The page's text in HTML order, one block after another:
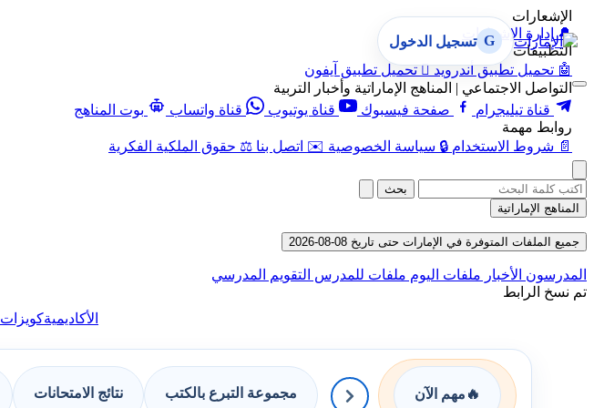
الإشعارات
🔔 إدارة الإشعارات
التطبيقات
🤖 تحميل تطبيق أندرويد  تحميل تطبيق آيفون
التواصل الاجتماعي | المناهج الإماراتية وأخبار التربية
قناة تيليجرام
صفحة فيسبوك قناة يوتيوب قناة واتساب
بوت المناهج
روابط مهمة
📄 شروط الاستخدام 🔒 سياسة الخصوصية ✉️ اتصل بنا ⚖️ حقوق الملكية الفكرية
G تسجيل الدخول
بحث
المناهج الإماراتية
جميع الملفات المتوفرة في الإمارات حتى تاريخ 08-08-2026
المدرسون الأخبار ملفات اليوم ملفات للمدرس التقويم المدرسي
تم نسخ الرابط
الأكاديميةكويزات
🔥 مهم الآن مجموعة التبرع بالكتب نتائج الامتحانات